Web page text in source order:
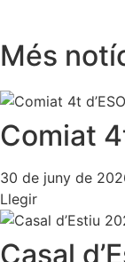
Més
Comiat
30 de juny de
Llegir
Casal